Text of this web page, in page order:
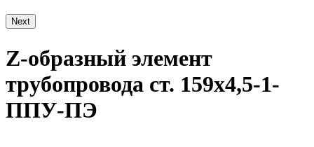
Next
Z-образный элемент
трубопровода ст. 159х4,5-1-
ППУ-ПЭ